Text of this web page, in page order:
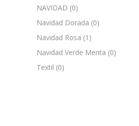
NAVIDAD (0)
Navidad Dorada (0)
Navidad Rosa (1)
Navidad Verde Menta (0)
Textil (0)